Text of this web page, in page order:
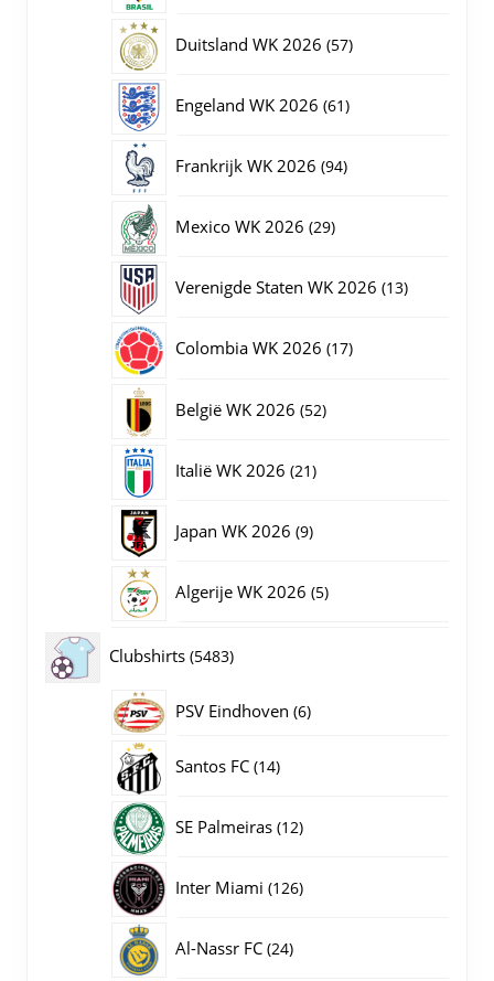
Duitsland WK 2026 5757
Engeland WK 2026 6161
Frankrijk WK 2026 9494
Mexico WK 2026 2929
Verenigde Staten WK 2026 1313
Colombia WK 2026 1717
België WK 2026 5252
Italië WK 2026 2121
Japan WK 2026 99
Algerije WK 2026 55
Clubshirts 54835483
producten
PSV Eindhoven 66
Santos FC 1414
SE Palmeiras 1212
Inter Miami 126126
Al-Nassr FC 2424